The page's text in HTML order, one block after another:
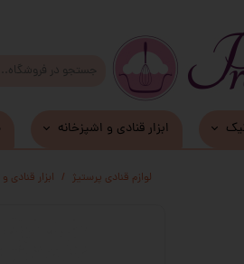
ابزار قنادی و اشپزخانه
لوازم قنادی پرستیژ ابزار قنادی